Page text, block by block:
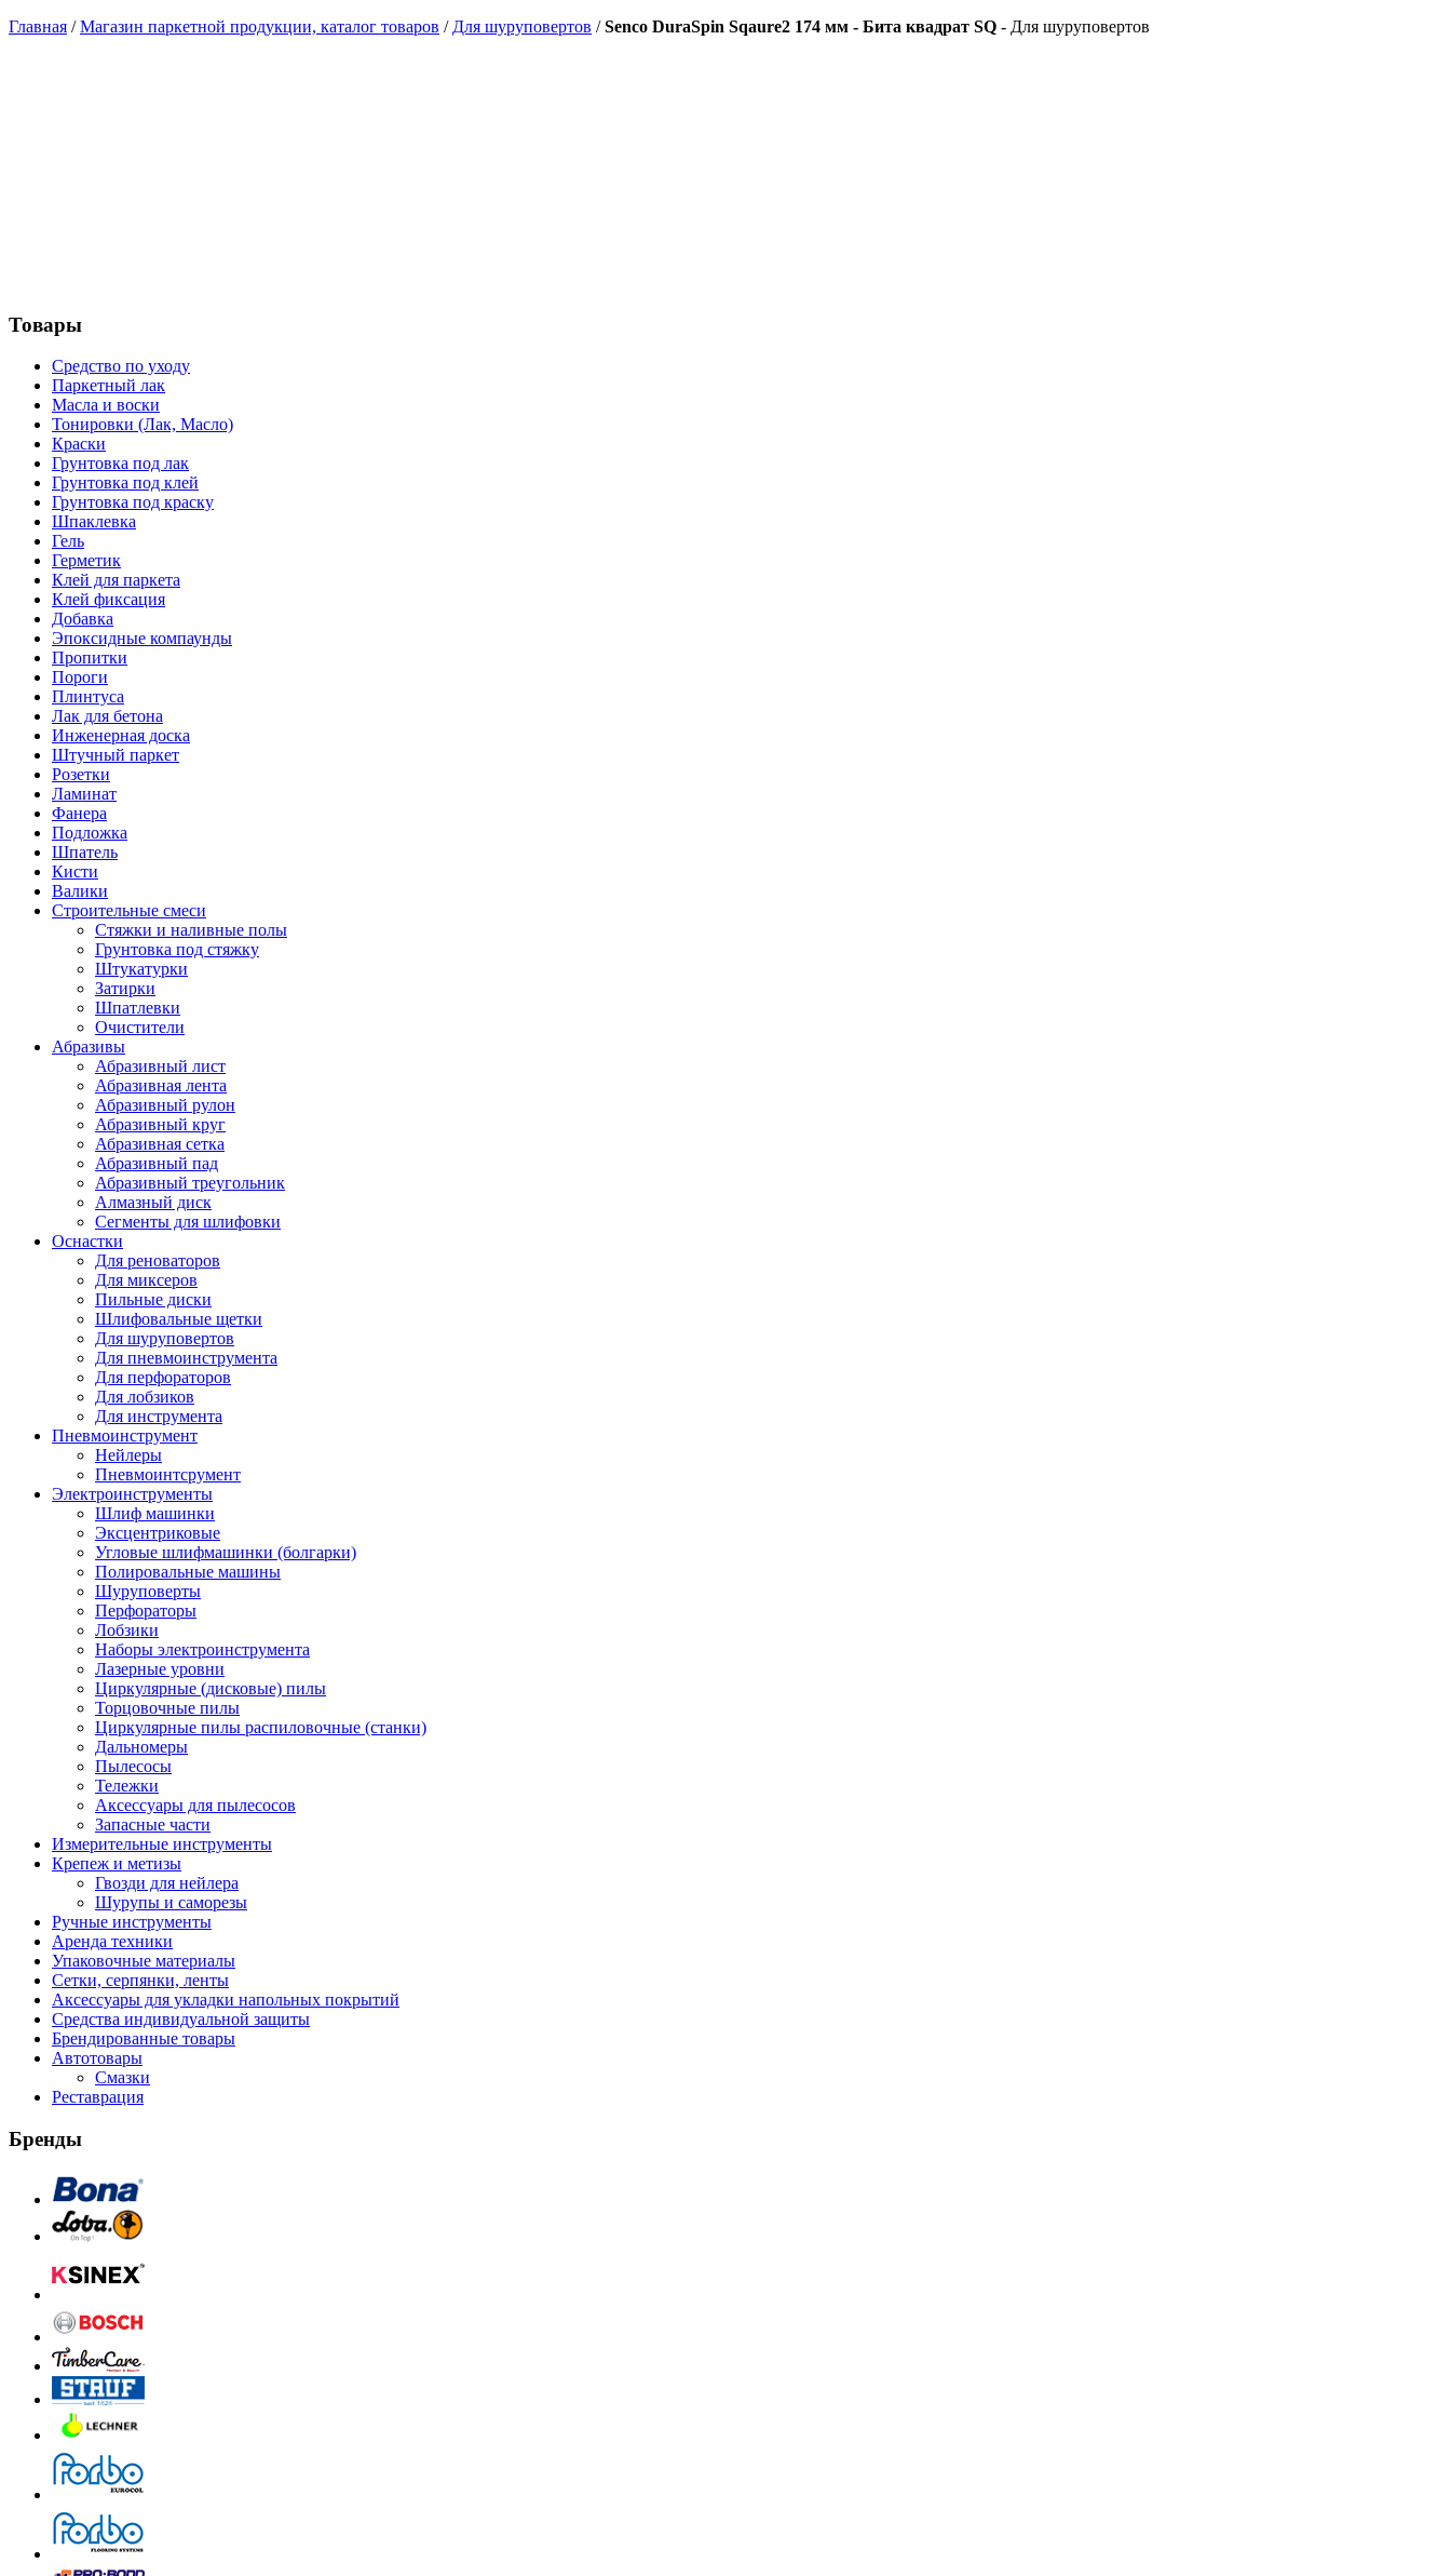
Главная /Магазин паркетной продукции, каталог товаров / Для шуруповертов /Senco DuraSpin Sqaure2 174 мм - Бита квадрат SQ - Для шуруповертов
Товары
Средство по уходу
Паркетный лак
Масла и воски
Тонировки (Лак, Масло)
Краски
Грунтовка под лак
Грунтовка под клей
Грунтовка под краску
Шпаклевка
Гель
Герметик
Клей для паркета
Клей фиксация
Добавка
Эпоксидные компаунды
Пропитки
Пороги
Плинтуса
Лак для бетона
Инженерная доска
Штучный паркет
Розетки
Ламинат
Фанера
Подложка
Шпатель
Кисти
Валики
Строительные смеси
Стяжки и наливные полы
Грунтовка под стяжку
Штукатурки
Затирки
Шпатлевки
Очистители
Абразивы
Абразивный лист
Абразивная лента
Абразивный рулон
Абразивный круг
Абразивная сетка
Абразивный пад
Абразивный треугольник
Алмазный диск
Сегменты для шлифовки
Оснастки
Для реноваторов
Для миксеров
Пильные диски
Шлифовальные щетки
Для шуруповертов
Для пневмоинструмента
Для перфораторов
Для лобзиков
Для инструмента
Пневмоинструмент
Нейлеры
Пневмоинтсрумент
Электроинструменты
Шлиф машинки
Эксцентриковые
Угловые шлифмашинки (болгарки)
Полировальные машины
Шуруповерты
Перфораторы
Лобзики
Наборы электроинструмента
Лазерные уровни
Циркулярные (дисковые) пилы
Торцовочные пилы
Циркулярные пилы распиловочные (станки)
Дальномеры
Пылесосы
Тележки
Аксессуары для пылесосов
Запасные части
Измерительные инструменты
Крепеж и метизы
Гвозди для нейлера
Шурупы и саморезы
Ручные инструменты
Аренда техники
Упаковочные материалы
Сетки, серпянки, ленты
Аксессуары для укладки напольных покрытий
Средства индивидуальной защиты
Брендированные товары
Автотовары
Смазки
Реставрация
Бренды